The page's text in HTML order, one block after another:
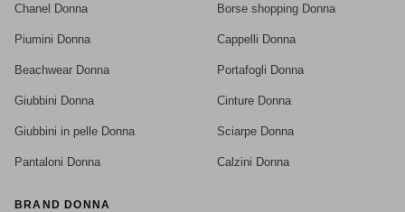
Chanel Donna
Piumini Donna
Beachwear Donna
Giubbini Donna
Giubbini in pelle Donna
Pantaloni Donna
Borse shopping Donna
Cappelli Donna
Portafogli Donna
Cinture Donna
Sciarpe Donna
Calzini Donna
BRAND DONNA